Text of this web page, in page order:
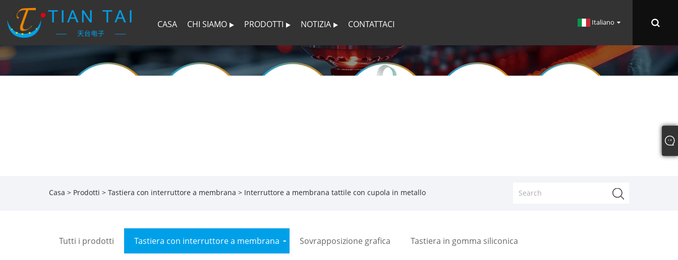
CASA CHI SIAMO PRODOTTI NOTIZIA CONTATTACI Italiano
Casa > Prodotti > Tastiera con interruttore a membrana > Interruttore a membrana tattile con cupola in metallo
Tutti i prodotti Tastiera con interruttore a membrana Sovrapposizione grafica Tastiera in gomma siliconica